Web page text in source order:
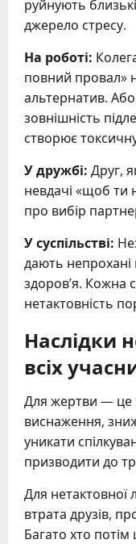
руйнують
джерело стресу.
На роботі:
повний провал»
альтернатив.
зовнішність
створює
У дружбі: Друг,
невдачі «щоб ти
про вибір
У суспільстві:
дають
здоров’я. Кожна
нетактовність
Наслідки
всіх
Для жертви — це
виснаження,
уникати
призводити до
Для нетактовної
втрата друзів,
Багато хто